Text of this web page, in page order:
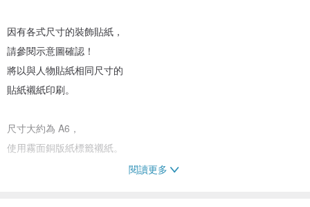
因有各式尺寸的裝飾貼紙，
請參閱示意圖確認！
將以與人物貼紙相同尺寸的
貼紙襯紙印刷。
尺寸大約為 A6，
使用霧面銅版紙標籤襯紙。
閱讀更多